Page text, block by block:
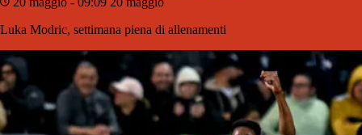
Luka Modric, settimana piena di allenamenti